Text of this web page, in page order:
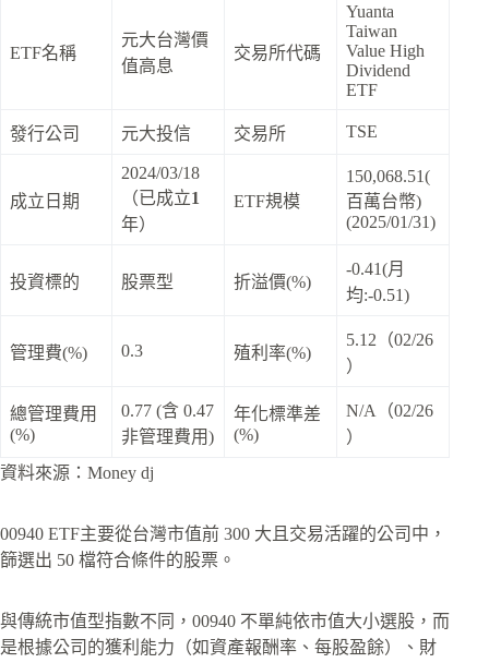
ETF名稱
元大台灣價
值高息
交易所代碼
Yuanta
Taiwan
Value High
Dividend
ETF
發行公司 元大投信 交易所 TSE
成立日期
2024/03/18
（已成立1
年）
ETF規模
150,068.51(
百萬台幣)
(2025/01/31)
投資標的 股票型 折溢價(%)
-0.41(月
均:-0.51)
管理費(%) 0.3 殖利率(%)
5.12（02/26
）
總管理費用
(%)
0.77 (含 0.47
非管理費用)
年化標準差
(%)
N/A（02/26
）
資料來源：Money dj
00940 ETF主要從台灣市值前 300 大且交易活躍的公司中，
篩選出 50 檔符合條件的股票。
與傳統市值型指數不同，00940 不單純依市值大小選股，而
是根據公司的獲利能力（如資產報酬率、每股盈餘）、財